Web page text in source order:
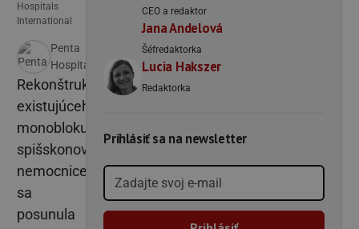
Hospitals
International
Penta
Hospitals
Rekonštrukcia
existujúceho
monobloku
spišskonovoveskej
nemocnice
sa
posunula
CEO a redaktor
Jana Andelová
Šéfredaktorka
Lucia Hakszer
Redaktorka
Prihlásiť sa na newsletter